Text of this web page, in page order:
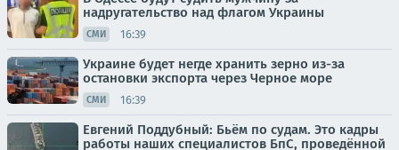
надругательство над флагом Украины
СМИ 16:39
Украине будет негде хранить зерно из-за
остановки экспорта через Черное море
СМИ 16:39
Евгений Поддубный: Бьём по судам. Это кадры
работы наших специалистов БпС, проведённой